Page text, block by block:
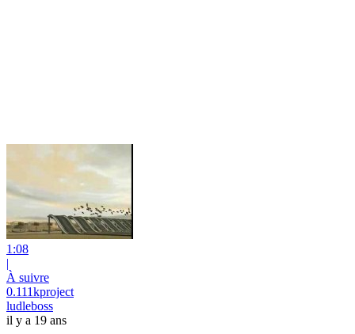
1:08
|
À suivre
0.111kproject
ludleboss
il y a 19 ans